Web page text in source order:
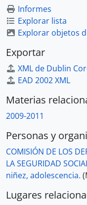
Informes
Explorar lista
Explorar objetos
Exportar
XML de Dublin
EAD 2002 XML
Materias
2009-2011
Personas y
COMISIÓN DE LOS
LA SEGURIDAD
niñez, adolescencia.
Lugares